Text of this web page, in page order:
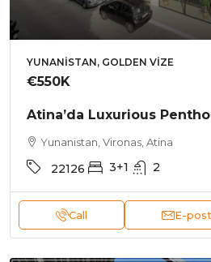
YUNANISTAN, GOLDEN VIZE
€550K
Atina’da Luxurious
Yunanistan, Vironas, Atina
22126 3+1 2
Call E-